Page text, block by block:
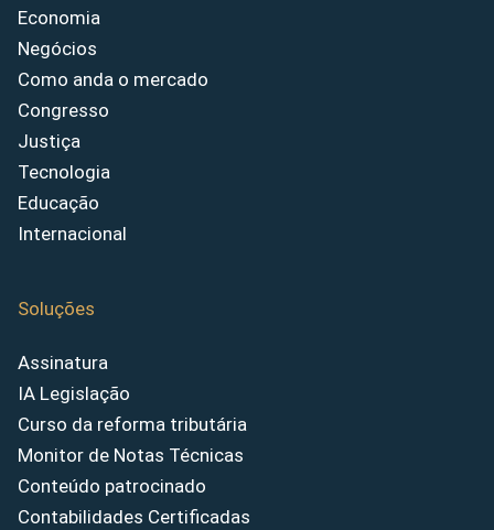
Economia
Negócios
Como anda o mercado
Congresso
Justiça
Tecnologia
Educação
Internacional
Soluções
Assinatura
IA Legislação
Curso da reforma tributária
Monitor de Notas Técnicas
Conteúdo patrocinado
Contabilidades Certificadas